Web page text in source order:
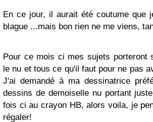
En ce jour, il aurait été coutume que
blague ...mais bon rien ne me viens,
Pour ce mois ci mes sujets porteront
le nu et tous ce qu'il faut pour ne pas
J'ai demandé à ma dessinatrice
dessins de demoiselle nu portant
fois ci au crayon HB, alors voila, je
régaler!